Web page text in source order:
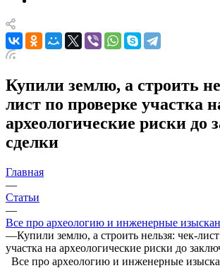
Купили землю, а строить
лист по проверке участка
археологические риски до
сделки
Главная
—
Статьи
—
Все про археологию и инженерные
—Купили землю, а строить нельзя: чек-
участка на археологические риски до
Все про археологию и инженерные